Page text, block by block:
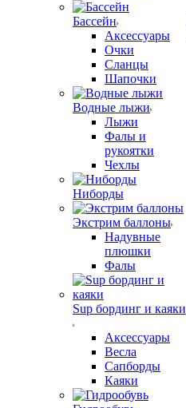
Бассейн
Аксессуары
Очки
Сланцы
Шапочки
Водные лыжи
Лыжи
Фалы и
рукоятки
Чехлы
Ниборды
Экстрим баллоны
Надувные
плюшки
Фалы
Sup бординг и каяки
Аксессуары
Весла
Сапборды
Каяки